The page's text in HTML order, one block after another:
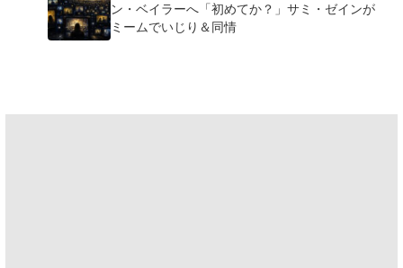
ン・ベイラーへ「初めてか？」サミ・ゼインが
ミームでいじり＆同情